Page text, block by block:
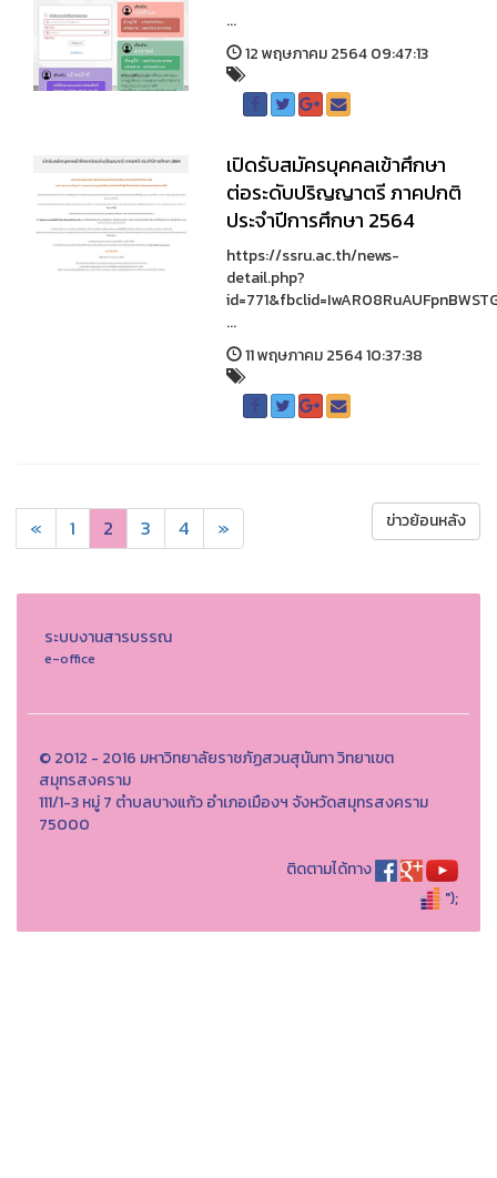
...
12 พฤษภาคม 2564 09:47:13
เปิดรับสมัครบุคคลเข้าศึกษา
ต่อระดับปริญญาตรี ภาคปกติ
ประจำปีการศึกษา 2564
https://ssru.ac.th/news-
detail.php?
...
11 พฤษภาคม 2564 10:37:38
« 1 2 3 4 » ข่าวย้อนหลัง
ระบบงานสารบรรณ
e-office
© 2012 - 2016 มหาวิทยาลัยราชภัฏสวนสุนันทา วิทยาเขต
สมุทรสงคราม
111/1-3 หมู่ 7 ตำบลบางแก้ว อำเภอเมืองฯ จังหวัดสมุทรสงคราม
75000
ติดตามได้ทาง
");